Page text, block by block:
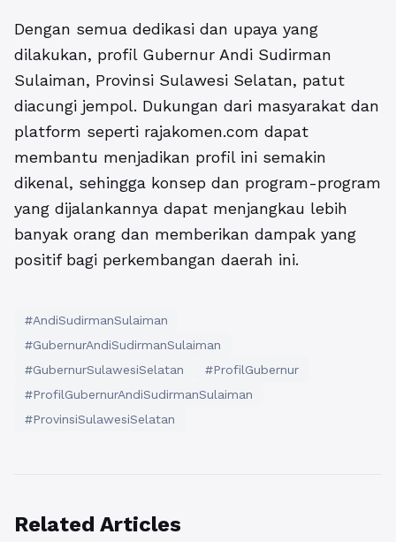
Dengan semua dedikasi dan upaya yang
dilakukan, profil Gubernur Andi Sudirman
Sulaiman, Provinsi Sulawesi Selatan, patut
diacungi jempol. Dukungan dari masyarakat dan
platform seperti rajakomen.com dapat
membantu menjadikan profil ini semakin
dikenal, sehingga konsep dan program-program
yang dijalankannya dapat menjangkau lebih
banyak orang dan memberikan dampak yang
positif bagi perkembangan daerah ini.
#AndiSudirmanSulaiman
#GubernurAndiSudirmanSulaiman
#GubernurSulawesiSelatan
#ProfilGubernur
#ProfilGubernurAndiSudirmanSulaiman
#ProvinsiSulawesiSelatan
Related Articles